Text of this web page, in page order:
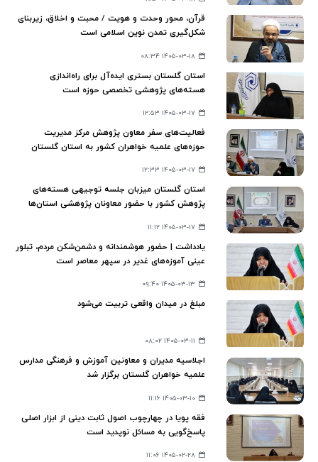
قرآن، محور وحدت و هویت / محبت و اخلاق، زیربنای
شکل‌گیری تمدن نوین اسلامی است
۱۴۰۵-۰۳-۱۸ ۰۸:۳۴
استان گلستان بستری ایده‌آل برای راه‌اندازی
هسته‌های پژوهشی تخصصی حوزه است
۱۴۰۵-۰۳-۱۷ ۱۲:۵۳
فعالیت‌های سفر معاون پژوهش مرکز مدیریت
حوزه‌های علمیه خواهران کشور به استان گلستان
۱۴۰۵-۰۳-۱۷ ۱۲:۳۳
استان گلستان میزبان جلسه توجیهی هسته‌های
پژوهش کشور با حضور معاونان پژوهشی استان‌ها
۱۴۰۵-۰۳-۱۷ ۱۱:۱۲
یادداشت | حضور هوشمندانه و دشمن‌شکن مردم، تبلور
عینی آموزه‌های غدیر در سپهر معاصر است
۱۴۰۵-۰۳-۱۳ ۰۹:۴۰
مبلغ در میدان واقعی تربیت می‌شود
۱۴۰۵-۰۳-۱۱ ۰۸:۰۲
اجلاسیه مدیران و معاونین آموزش و فرهنگی مدارس
علمیه خواهران گلستان برگزار شد
۱۴۰۵-۰۳-۱۰ ۱۱:۱۶
فقه پویا در چهارچوب اصول ثابت دینی از ابزار اصلی
پاسخ‌گویی به مسائل نوپدید است
۱۴۰۵-۰۲-۲۸ ۱۱:۰۶